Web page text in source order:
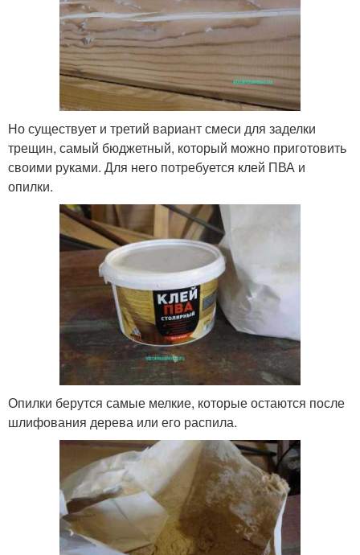
Но существует и третий вариант смеси для заделки
трещин, самый бюджетный, который можно приготовить
своими руками. Для него потребуется клей ПВА и
опилки.
Опилки берутся самые мелкие, которые остаются после
шлифования дерева или его распила.